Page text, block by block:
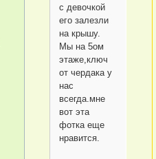
с девочкой
его залезли
на крышу.
Мы на 5ом
этаже,ключ
от чердака у
нас
всегда.мне
вот эта
фотка еще
нравится.